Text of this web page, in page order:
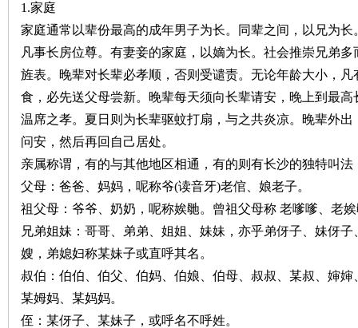
1.家庭
家庭通常以辈份最高的成年男子为长。同辈之间，以兄为
凡事长房位尊。有妻妾的家庭，以嫡为长。社会推崇兄弟
旌表。晚辈对长辈必孝顺，否则受谴责。无论年龄大小，
食，必先送父母尝新。晚辈每天须向长辈请安，晚上到最
温席之孝。夏日则为长辈驱蚊打扇，与之共炎凉。晚辈外
问安，然后再回自己居处。
亲属称谓，有的与其他地区相通，有的则有长沙的独特叫法
父母：爸爸、妈妈，呢称爷(读音牙)老倌、娘老子。
祖父母：爷爷、奶奶，呢称娭毑。曾祖父母称 老嗲嗲、老
兄弟姐妹：哥哥、弟弟、姐姐、妹妹，亦乎弟伢子、妹伢
嫂，弟媳妇称某妹子或直呼其名。
叔伯：伯伯、伯父、伯妈、伯娘、伯母、叔叔、某叔、婶
某姆妈、某妈妈。
侄：某伢子、某妹子，或呼名不呼姓。